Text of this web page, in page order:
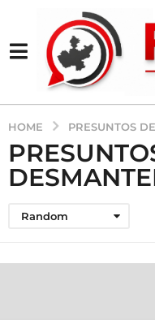
HOME PRESUNTOS
Random